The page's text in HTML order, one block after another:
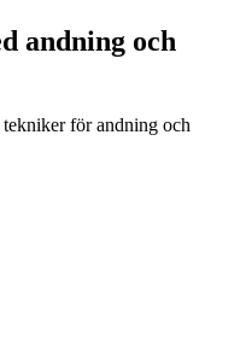
andning och
för andning och